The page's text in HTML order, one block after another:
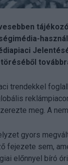
trendekkel
meg. A
gyors
fejezete sem,
előnnyel bíró